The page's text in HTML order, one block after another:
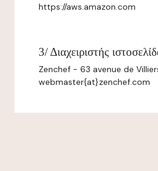
https://aws.amazon.com
3/ Διαχειριστής
Zenchef - 63 avenue de
webmaster{at}zenchef.com